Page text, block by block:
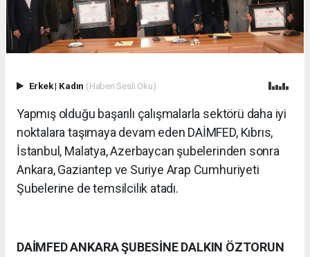
Erkek| Kadın (Haberi Sesli Oku)
Yapmış olduğu başarılı çalışmalarla sektörü daha iyi
noktalara taşımaya devam eden DAİMFED, Kıbrıs,
İstanbul, Malatya, Azerbaycan şubelerinden sonra
Ankara, Gaziantep ve Suriye Arap Cumhuriyeti
Şubelerine de temsilcilik atadı.
DAİMFED ANKARA ŞUBESİNE DALKIN ÖZTORUN